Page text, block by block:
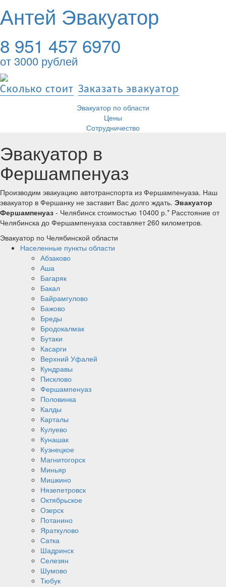
Антей Эвакуатор
8 951 457 6970
от 3000 рублей
Сколько стоит Заказать эвакуатор
Эвакуатор по области
Цены
Сотрудничество
Эвакуатор в
Фершампенуаз
Производим эвакуацию автотранспорта из Фершампенуаза. Наш
эвакуатор в Фершанку не заставит Вас долго ждать. Эвакуатор
Фершампенуаз - Челябинск стоимостью 10400 р.* Расстояние от
Челябинска до Фершампенуаза составляет 260 километров.
Эвакуатор по Челябинской области
Населенные пункты области
Абзаково
Аша
Багаряк
Бакал
Байрамгулово
Бажово
Бреды
Бродокалмак
Бутаки
Касарги
Верхний Уфалей
Кундравы
Писклово
Фершампенуаз
Половинка
Калды
Карталы
Кулуево
Кунашак
Кузнецкое
Магнитогорск
Миньяр
Мишкино
Нязепетровск
Октябрьское
Озерск
Потанино
Яраткулово
Сатка
Шадринск
Селезян
Шумово
Тюбук